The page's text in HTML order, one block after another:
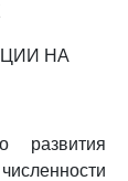
НА
развития